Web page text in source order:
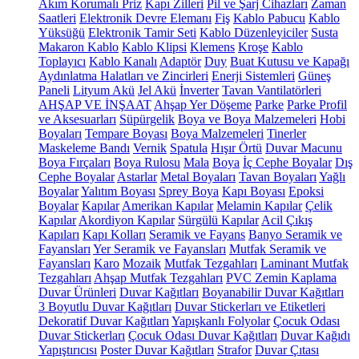
Akım Korumalı Priz Kapı Zilleri Pil ve Şarj Cihazları Zaman
Saatleri Elektronik Devre Elemanı Fiş Kablo Pabucu Kablo
Yüksüğü Elektronik Tamir Seti Kablo Düzenleyiciler Susta
Makaron Kablo Kablo Klipsi Klemens Kroşe Kablo
Toplayıcı Kablo Kanalı Adaptör Duy Buat Kutusu ve Kapağı
Aydınlatma Halatları ve Zincirleri Enerji Sistemleri Güneş
Paneli Lityum Akü Jel Akü İnverter Tavan Vantilatörleri
AHŞAP VE İNŞAAT Ahşap Yer Döşeme Parke Parke Profil
ve Aksesuarları Süpürgelik Boya ve Boya Malzemeleri Hobi
Boyaları Tempare Boyası Boya Malzemeleri Tinerler
Maskeleme Bandı Vernik Spatula Hışır Örtü Duvar Macunu
Boya Fırçaları Boya Rulosu Mala Boya İç Cephe Boyalar Dış
Cephe Boyalar Astarlar Metal Boyaları Tavan Boyaları Yağlı
BoyalarYalıtım Boyası Sprey Boya Kapı Boyası Epoksi
Boyalar Kapılar Amerikan Kapılar Melamin Kapılar Çelik
Kapılar Akordiyon Kapılar Sürgülü Kapılar Acil Çıkış
Kapıları Kapı Kolları Seramik ve Fayans Banyo Seramik ve
Fayansları Yer Seramik ve Fayansları Mutfak Seramik ve
Fayansları Karo Mozaik Mutfak Tezgahları Laminant Mutfak
Tezgahları Ahşap Mutfak Tezgahları PVC Zemin Kaplama
Duvar Ürünleri Duvar Kağıtları Boyanabilir Duvar Kağıtları
3 Boyutlu Duvar Kağıtları Duvar Stickerları ve Etiketleri
Dekoratif Duvar Kağıtları Yapışkanlı Folyolar Çocuk Odası
Duvar Stickerları Çocuk Odası Duvar Kağıtları Duvar Kağıdı
Yapıştırıcısı Poster Duvar Kağıtları Strafor Duvar Çıtası